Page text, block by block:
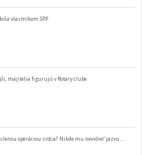
vlastníkom SPP
majitelia figurujú v Rotary clube
operáciou srdca? Nikde mu nevidieť jazvu…